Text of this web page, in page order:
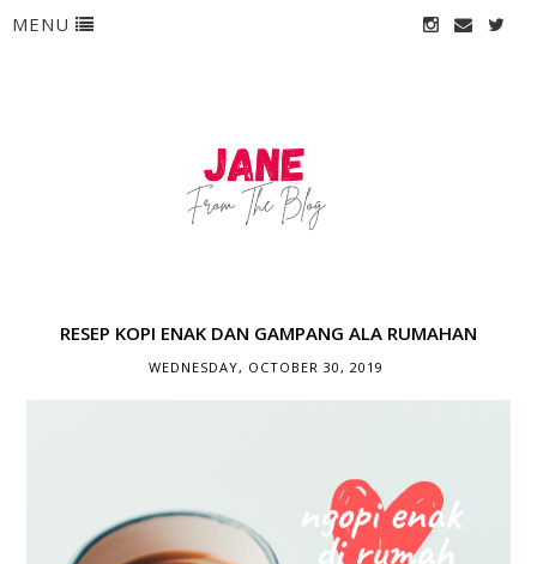
MENU
RESEP KOPI ENAK DAN GAMPANG ALA RUMAHAN
WEDNESDAY, OCTOBER 30, 2019